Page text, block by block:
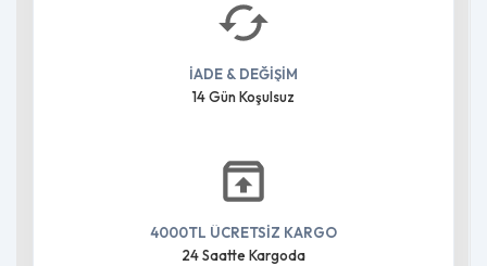
İADE & DEĞİŞİM
14 Gün Koşulsuz
4000TL ÜCRETSİZ KARGO
24 Saatte Kargoda